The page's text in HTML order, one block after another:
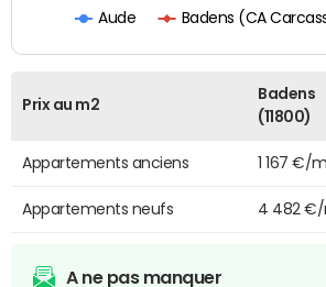
Aude Badens (CA
Prix au m2
Badens
(11800)
Appartements anciens 1 167 €/
Appartements neufs 4 482 €/
A ne pas manquer